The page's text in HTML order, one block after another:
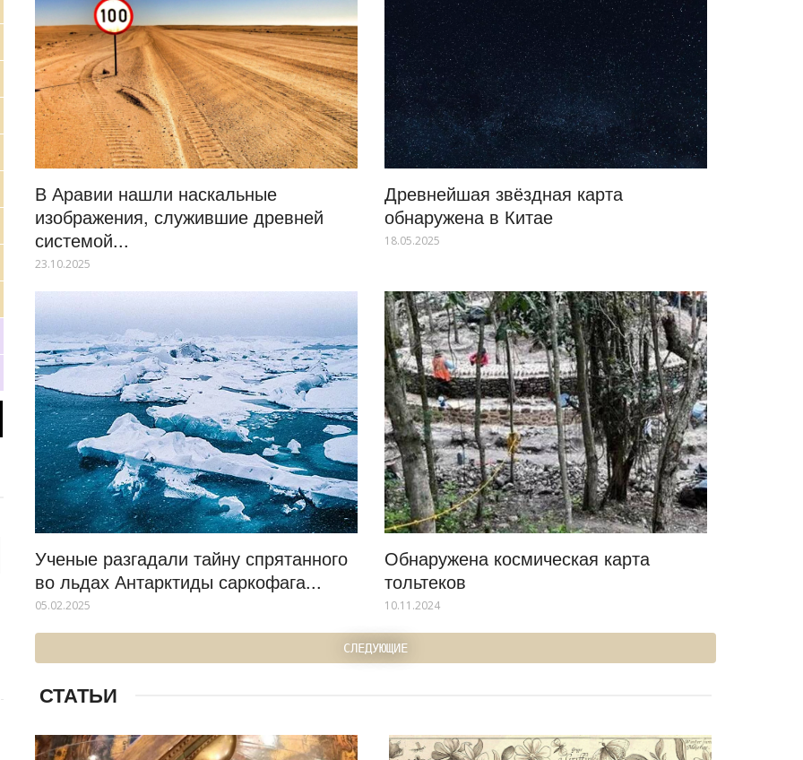
В Аравии нашли наскальные
изображения, служившие древней
системой...
23.10.2025
Древнейшая звёздная карта
обнаружена в Китае
18.05.2025
Ученые разгадали тайну спрятанного
во льдах Антарктиды саркофага...
05.02.2025
Обнаружена космическая карта
тольтеков
10.11.2024
СЛЕДУЮЩИЕ
СТАТЬИ